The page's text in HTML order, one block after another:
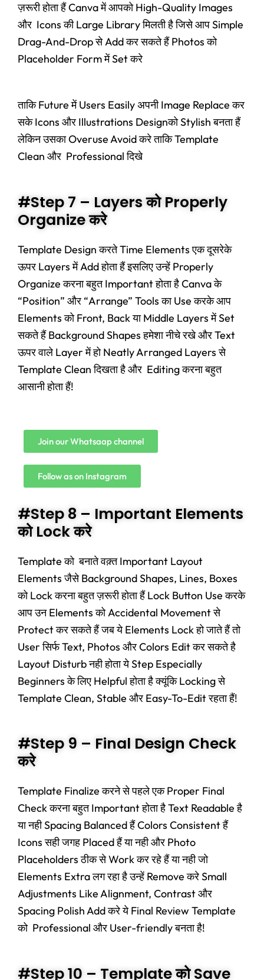
ज़रूरी होता हैं Canva में आपको High-Quality Images
और Icons की Large Library मिलती है जिसे आप Simple
Drag-And-Drop से Add कर सकते हैं Photos को
Placeholder Form में Set करे
ताकि Future में Users Easily अपनी Image Replace कर
सके Icons और Illustrations Designको Stylish बनता हैं
लेकिन उसका Overuse Avoid करे ताकि Template
Clean और Professional दिखे
#Step 7 – Layers को Properly
Organize करे
Template Design करते Time Elements एक दूसरेके
ऊपर Layers में Add होता हैं इसलिए उन्हें Properly
Organize करना बहुत Important होता है Canva के
“Position” और “Arrange” Tools का Use करके आप
Elements को Front, Back या Middle Layers में Set
सकते हैं Background Shapes हमेशा नीचे रखे और Text
ऊपर वाले Layer में हो Neatly Arranged Layers से
Template Clean दिखता है और Editing करना बहुत
आसानी होता हैं!
Join our Whatsaap channel
Follow as on Instagram
#Step 8 – Important Elements
को Lock करे
Template को बनाते वक़्त Important Layout
Elements जैसे Background Shapes, Lines, Boxes
को Lock करना बहुत ज़रूरी होता हैं Lock Button Use करके
आप उन Elements को Accidental Movement से
Protect कर सकते हैं जब ये Elements Lock हो जाते हैं तो
User सिर्फ Text, Photos और Colors Edit कर सकते है
Layout Disturb नही होता ये Step Especially
Beginners के लिए Helpful होता है क्यूंकि Locking से
Template Clean, Stable और Easy-To-Edit रहता हैं!
#Step 9 – Final Design Check
करे
Template Finalize करने से पहले एक Proper Final
Check करना बहुत Important होता है Text Readable है
या नही Spacing Balanced हैं Colors Consistent हैं
Icons सही जगह Placed हैं या नही और Photo
Placeholders ठीक से Work कर रहे हैं या नही जो
Elements Extra लग रहा है उन्हें Remove करे Small
Adjustments Like Alignment, Contrast और
Spacing Polish Add करे ये Final Review Template
को Professional और User-friendly बनता है!
#Step 10 – Template को Save